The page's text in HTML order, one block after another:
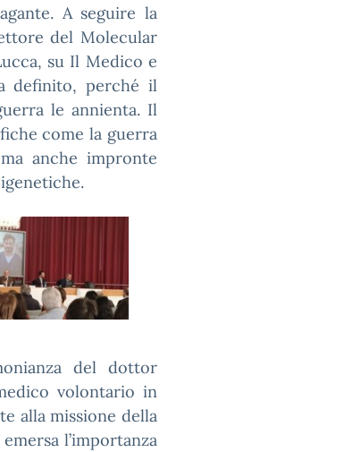
A seguire la
del Molecular
su Il Medico e
definito, perché il
le annienta. Il
come la guerra
anche impronte
del dottor
volontario in
alla missione della
l’importanza